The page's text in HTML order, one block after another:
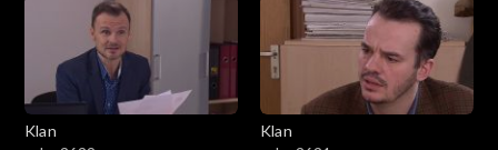
Klan
Klan